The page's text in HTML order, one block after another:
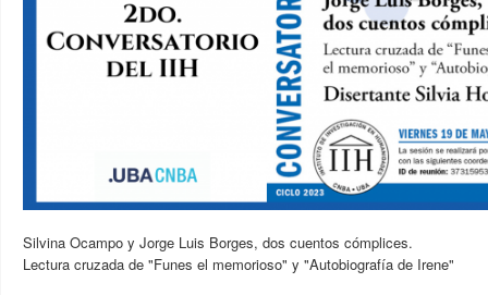
Silvina Ocampo y Jorge Luis Borges, dos cuentos cómplices.
Lectura cruzada de "Funes el memorioso" y "Autobiografía de Irene"